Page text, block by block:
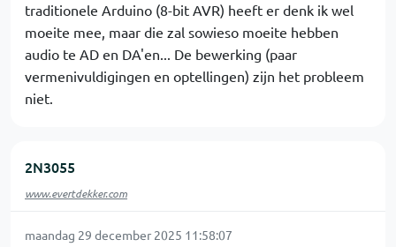
traditionele Arduino (8-bit AVR) heeft er denk ik wel
moeite mee, maar die zal sowieso moeite hebben
audio te AD en DA'en... De bewerking (paar
vermenivuldigingen en optellingen) zijn het probleem
niet.
2N3055
www.evertdekker.com
maandag 29 december 2025 11:58:07